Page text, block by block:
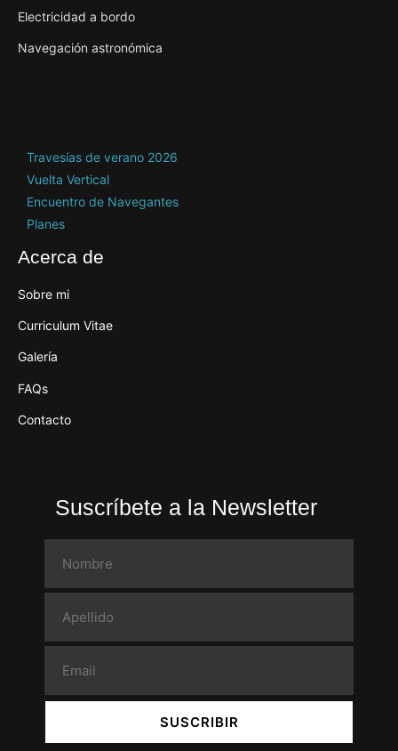
Electricidad a bordo
Navegación astronómica
Travesías de verano 2026
Vuelta Vertical
Encuentro de Navegantes
Planes
Acerca de
Sobre mi
Curriculum Vitae
Galería
FAQs
Contacto
Suscríbete a la Newsletter
SUSCRIBIR